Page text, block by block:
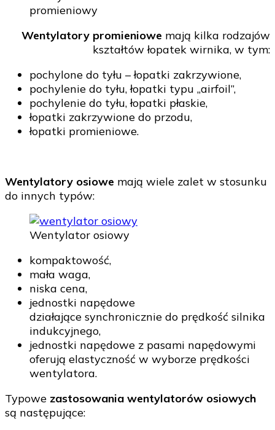
promieniowy
Wentylatory promieniowe mają kilka rodzajów
kształtów łopatek wirnika, w tym:
pochylone do tyłu – łopatki zakrzywione,
pochylenie do tyłu, łopatki typu „airfoil”,
pochylenie do tyłu, łopatki płaskie,
łopatki zakrzywione do przodu,
łopatki promieniowe.
Wentylatory osiowe mają wiele zalet w stosunku
do innych typów:
Wentylator osiowy
kompaktowość,
mała waga,
niska cena,
jednostki napędowe
działające synchronicznie do prędkość silnika
indukcyjnego,
jednostki napędowe z pasami napędowymi
oferują elastyczność w wyborze prędkości
wentylatora.
Typowe zastosowania wentylatorów osiowych
są następujące: